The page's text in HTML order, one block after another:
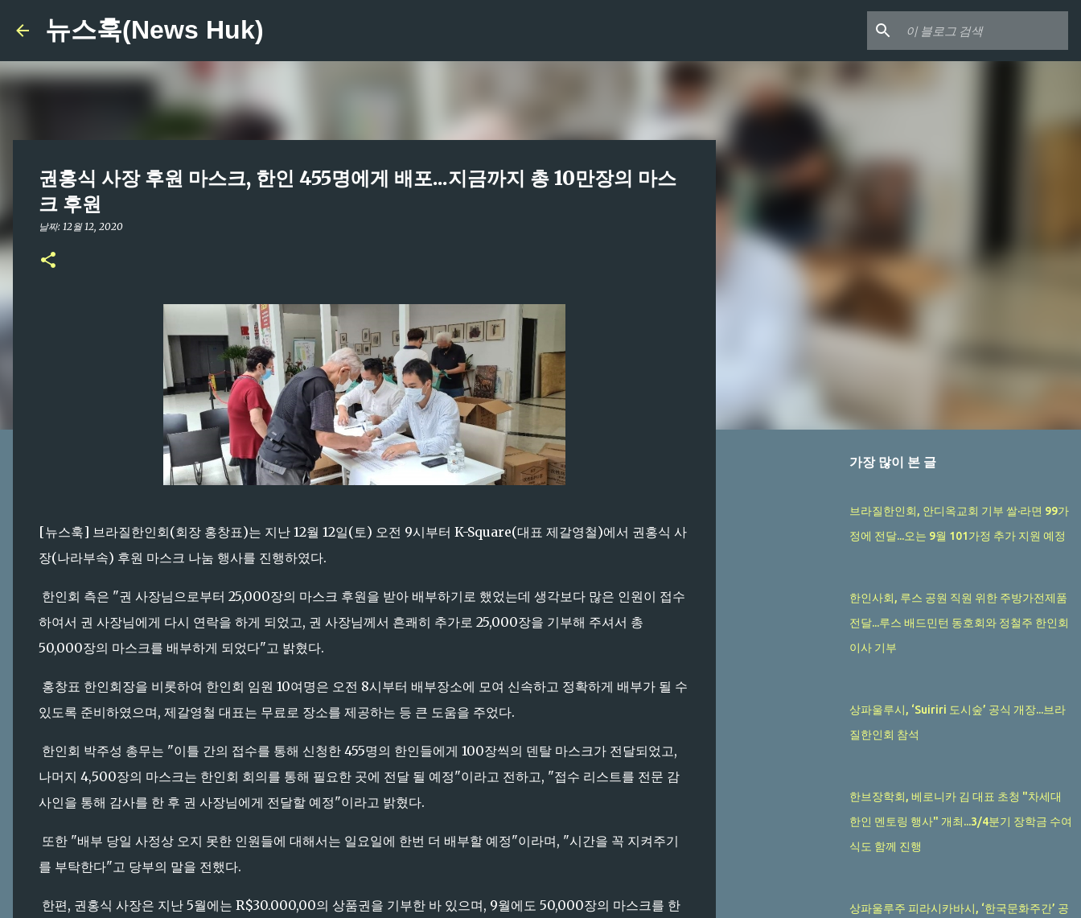
뉴스훅(News Huk)
권홍식 사장 후원 마스크, 한인 455명에게 배포...지금까지 총 10만장의 마스
크 후원
날짜: 12월 12, 2020
[뉴스훅] 브라질한인회(회장 홍창표)는 지난 12월 12일(토) 오전 9시부터 K-Square(대표 제갈영철)에서 권홍식 사
장(나라부속) 후원 마스크 나눔 행사를 진행하였다.
한인회 측은 "권 사장님으로부터 25,000장의 마스크 후원을 받아 배부하기로 했었는데 생각보다 많은 인원이 접수
하여서 권 사장님에게 다시 연락을 하게 되었고, 권 사장님께서 흔쾌히 추가로 25,000장을 기부해 주셔서 총
50,000장의 마스크를 배부하게 되었다"고 밝혔다.
홍창표 한인회장을 비롯하여 한인회 임원 10여명은 오전 8시부터 배부장소에 모여 신속하고 정확하게 배부가 될 수
있도록 준비하였으며, 제갈영철 대표는 무료로 장소를 제공하는 등 큰 도움을 주었다.
한인회 박주성 총무는 "이틀 간의 접수를 통해 신청한 455명의 한인들에게 100장씩의 덴탈 마스크가 전달되었고,
나머지 4,500장의 마스크는 한인회 회의를 통해 필요한 곳에 전달 될 예정"이라고 전하고, "접수 리스트를 전문 감
사인을 통해 감사를 한 후 권 사장님에게 전달할 예정"이라고 밝혔다.
또한 "배부 당일 사정상 오지 못한 인원들에 대해서는 일요일에 한번 더 배부할 예정"이라며, "시간을 꼭 지켜주기
를 부탁한다"고 당부의 말을 전했다.
한편, 권홍식 사장은 지난 5월에는 R$30.000,00의 상품권을 기부한 바 있으며, 9월에도 50,000장의 마스크를 한
가장 많이 본 글
브라질한인회, 안디옥교회 기부 쌀·라면 99가
정에 전달...오는 9월 101가정 추가 지원 예정
한인사회, 루스 공원 직원 위한 주방가전제품
전달...루스 배드민턴 동호회와 정철주 한인회
이사 기부
상파울루시, ‘Suiriri 도시숲’ 공식 개장...브라
질한인회 참석
한브장학회, 베로니카 김 대표 초청 "차세대
한인 멘토링 행사" 개최...3/4분기 장학금 수여
식도 함께 진행
상파울루주 피라시카바시, ‘한국문화주간’ 공